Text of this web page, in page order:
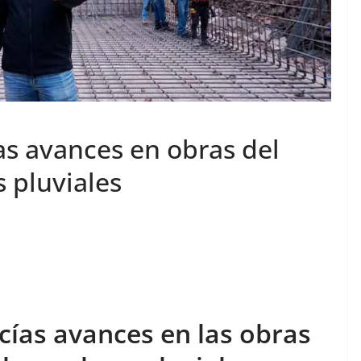
avances en obras del
pluviales
avances en las obras